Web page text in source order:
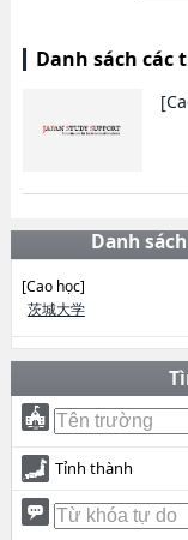
Danh sách các
Danh
[Cao học]
茨城大学
Tỉnh thành